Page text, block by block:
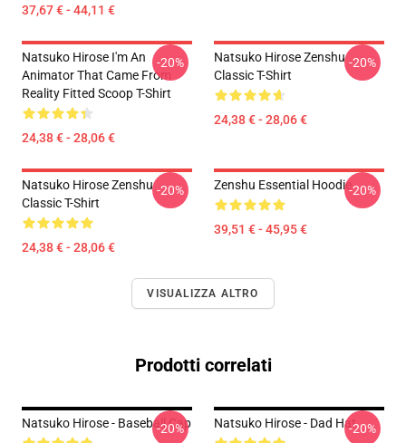
37,67 € - 44,11 €
Natsuko Hirose I'm An
Animator That Came From
Reality Fitted Scoop T-Shirt
24,38 € - 28,06 €
-20%
Natsuko Hirose Zenshu
Classic T-Shirt
24,38 € - 28,06 €
-20%
Natsuko Hirose Zenshu
Classic T-Shirt
24,38 € - 28,06 €
-20% Zenshu Essential Hoodie
39,51 € - 45,95 €
-20%
VISUALIZZA ALTRO
Prodotti correlati
Natsuko Hirose - Baseball Cap
-20% Natsuko Hirose - Dad Hat-20%